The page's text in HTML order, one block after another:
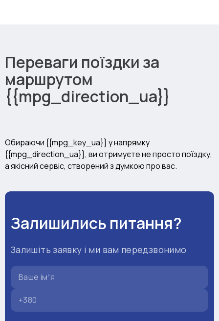
Переваги поїздки за
маршрутом
{{mpg_direction_ua}}
Обираючи {{mpg_key_ua}} у напрямку
{{mpg_direction_ua}}, ви отримуєте не просто поїздку,
а якісний сервіс, створений з думкою про вас.
Залишились питання?
Залишіть заявку і ми вам передзвонимо